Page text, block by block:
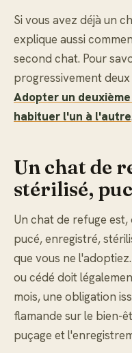
Si vous avez déjà un
explique aussi
second chat. Pour
progressivement
Adopter un
habituer l'un à l'autre.
Un chat de
stérilisé,
Un chat de refuge
pucé, enregistré,
que vous ne
ou cédé doit
mois, une obligation
flamande sur le bien-
puçage et